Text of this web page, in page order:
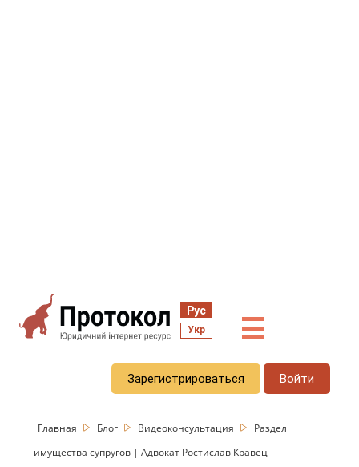
Рус
Укр ☰
Зарегистрироваться Войти
Главная Блог Видеоконсультация
Раздел
имущества супругов | Адвокат Ростислав Кравец